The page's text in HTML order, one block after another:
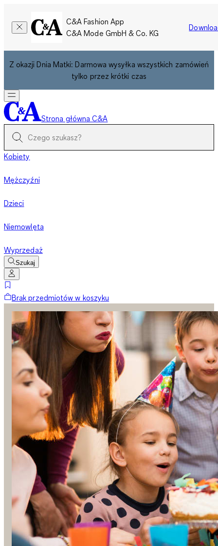
C&A Fashion App
C&A Mode GmbH & Co. KG
Z okazji Dnia Matki: Darmowa wysyłka wszystkich zamówień
tylko przez krótki czas
Strona główna C&A
Kobiety
Mężczyźni
Dzieci
Niemowlęta
Wyprzedaż
Szukaj
Brak przedmiotów w koszyku